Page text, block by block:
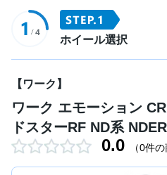
ホイール選択
【ワーク】
ワーク エモーション
ドスターRF ND系
0.0 （0件